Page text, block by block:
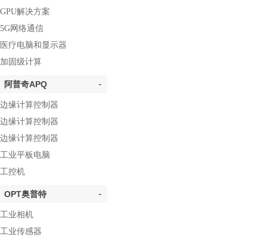
GPU解决方案
5G网络通信
医疗电脑和显示器
加固级计算
阿普奇APQ -
边缘计算控制器
边缘计算控制器
边缘计算控制器
工业平板电脑
工控机
OPT奥普特 -
工业相机
工业传感器